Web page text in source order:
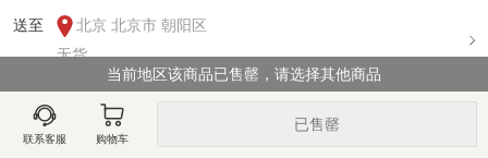
送至
北京 北京市 朝阳区
无货
用户评论(
当前地区该商品已售罄，请选择其他商品
联系客服 购物车
已售罄